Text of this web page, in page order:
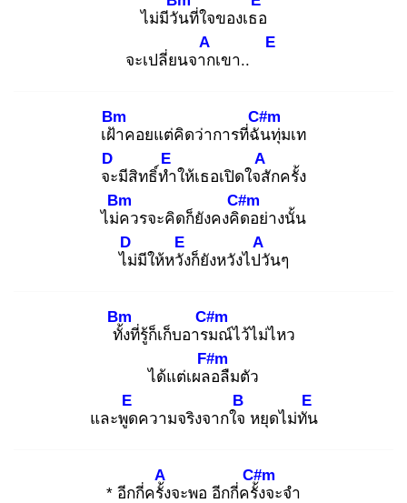
ไม่มีวันที่ใจของเธอ
จะเปลี่ยนจาก
A
เขา..
E
เฝ้า
Bm
คอยแต่คิดว่าการที่ฉัน
C#m
ทุ่มเท
จะ
D
มีสิทธิ์ทำ
E
ให้เธอเปิดใจสั
A
กครั้ง
ไม่ค
Bm
วรจะคิดก็ยังคงคิด
C#m
อย่างนั้น
ไม่
D
มีให้หวัง
E
ก็ยังหวังไปวั
A
นๆ
ทั้ง
Bm
ที่รู้ก็เก็บอารม
C#m
ณ์ไว้ไม่ไหว
ได้แต่เผลอ
F#m
ลืมตัว
และพูด
E
ความจริงจากใจ
B
หยุดไม่ทัน
E
* อีกกี่ครั้ง
A
จะพอ อีกกี่ครั้ง
C#m
จะจำ